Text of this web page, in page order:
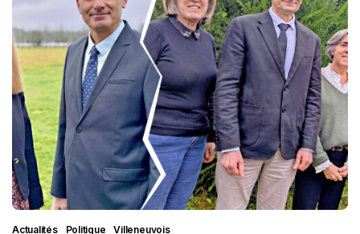
Actualités Politique Villeneuvois